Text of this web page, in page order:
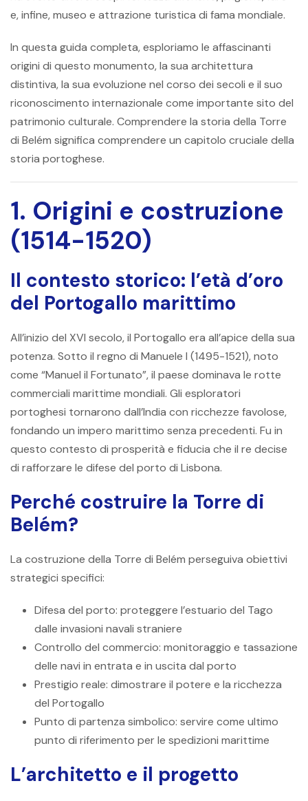
e, infine, museo e attrazione turistica di fama mondiale.
In questa guida completa, esploriamo le affascinanti
origini di questo monumento, la sua architettura
distintiva, la sua evoluzione nel corso dei secoli e il suo
riconoscimento internazionale come importante sito del
patrimonio culturale. Comprendere la storia della Torre
di Belém significa comprendere un capitolo cruciale della
storia portoghese.
1. Origini e costruzione
(1514-1520)
Il contesto storico: l’età d’oro
del Portogallo marittimo
All’inizio del XVI secolo, il Portogallo era all’apice della sua
potenza. Sotto il regno di Manuele I (1495-1521), noto
come “Manuel il Fortunato”, il paese dominava le rotte
commerciali marittime mondiali. Gli esploratori
portoghesi tornarono dall’India con ricchezze favolose,
fondando un impero marittimo senza precedenti. Fu in
questo contesto di prosperità e fiducia che il re decise
di rafforzare le difese del porto di Lisbona.
Perché costruire la Torre di
Belém?
La costruzione della Torre di Belém perseguiva obiettivi
strategici specifici:
Difesa del porto: proteggere l’estuario del Tago
dalle invasioni navali straniere
Controllo del commercio: monitoraggio e tassazione
delle navi in ​​entrata e in uscita dal porto
Prestigio reale: dimostrare il potere e la ricchezza
del Portogallo
Punto di partenza simbolico: servire come ultimo
punto di riferimento per le spedizioni marittime
L’architetto e il progetto